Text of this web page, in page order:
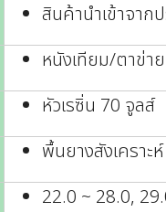
สินค้านำเข้าจาก
หนังเทียม/ตาข่าย
หัวเรซิ่น 70 จูลส์
พื้นยางสังเคราะห์
22.0 ~ 28.0,